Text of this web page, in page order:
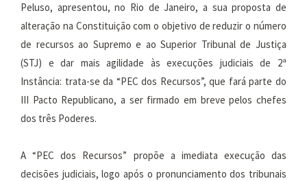
Peluso, apresentou, no Rio de Janeiro, a sua proposta de
alteração na Constituição com o objetivo de reduzir o número
de recursos ao Supremo e ao Superior Tribunal de Justiça
(STJ) e dar mais agilidade às execuções judiciais de 2ª
Instância: trata-se da “PEC dos Recursos”, que fará parte do
III Pacto Republicano, a ser firmado em breve pelos chefes
dos três Poderes.
A “PEC dos Recursos” propõe a imediata execução das
decisões judiciais, logo após o pronunciamento dos tribunais